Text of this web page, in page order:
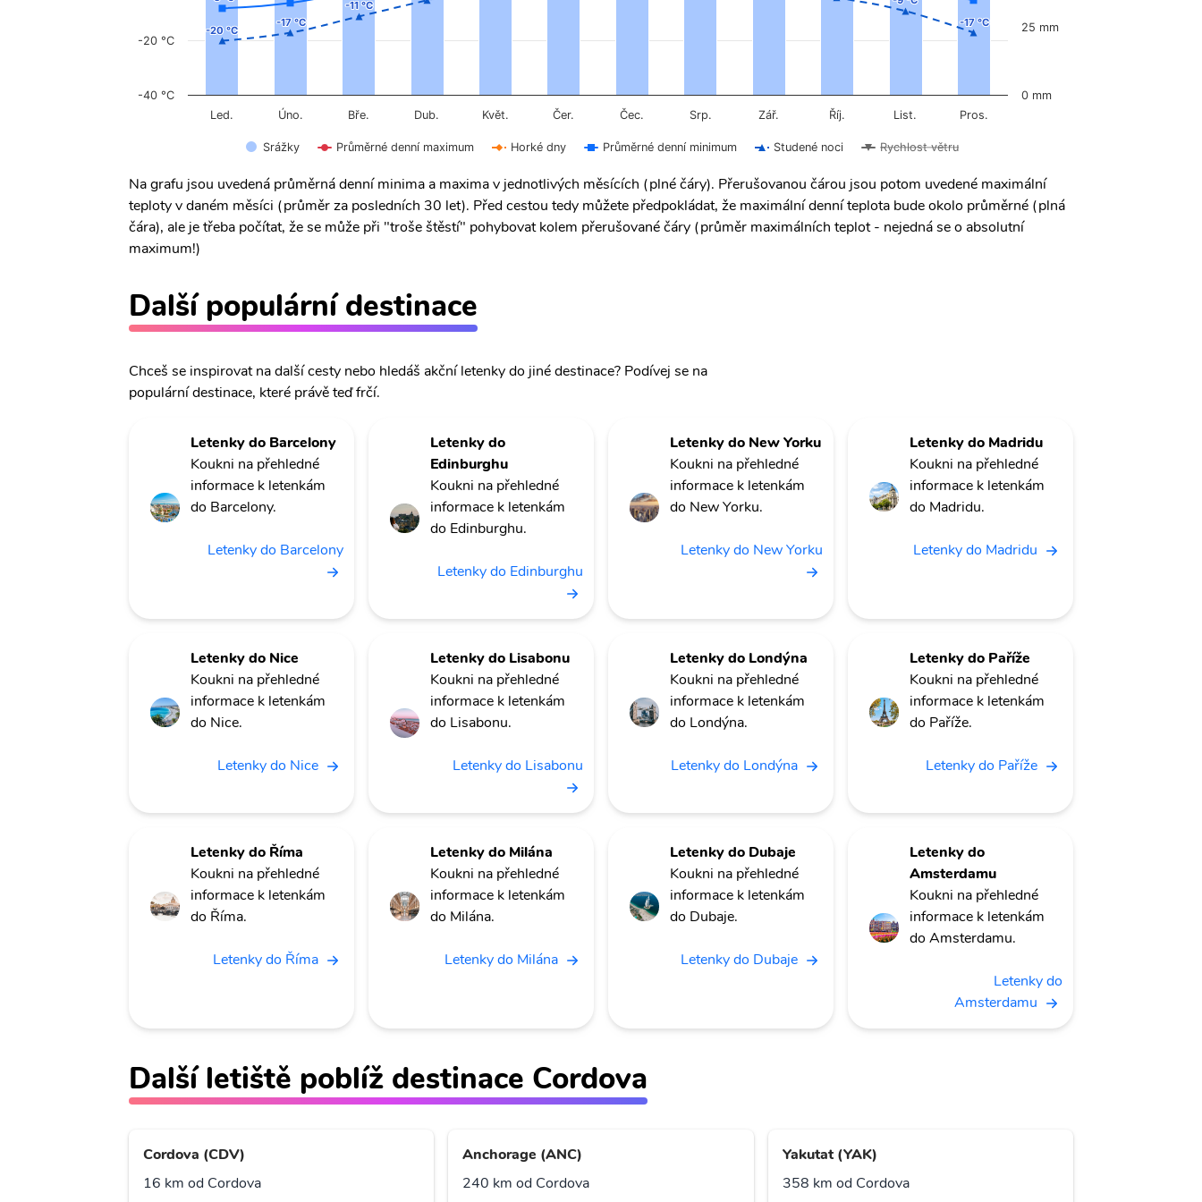
-20 °C
-20 °C
-17 °C
-17 °C
-11 °C
-11 °C
-17 °C
-17 °C
Srážky Průměrné denní maximum Horké dny Průměrné denní minimum Studené noci Rychlost větru
Led. Úno. Bře. Dub. Květ. Čer. Čec. Srp. Zář. Říj. List. Pros.
-40 °C
-20 °C
0 mm
25 mm
Na grafu jsou uvedená průměrná denní minima a maxima v jednotlivých měsících (plné čáry). Přerušovanou čárou jsou potom uvedené maximální
teploty v daném měsíci (průměr za posledních 30 let). Před cestou tedy můžete předpokládat, že maximální denní teplota bude okolo průměrné (plná
čára), ale je třeba počítat, že se může při "troše štěstí" pohybovat kolem přerušované čáry (průměr maximálních teplot - nejedná se o absolutní
maximum!)
Další populární destinace
Chceš se inspirovat na další cesty nebo hledáš akční letenky do jiné destinace? Podívej se na
populární destinace, které právě teď frčí.
Letenky do Barcelony
Koukni na přehledné
informace k letenkám
do Barcelony.
Letenky do Barcelony
Letenky do
Edinburghu
Koukni na přehledné
informace k letenkám
do Edinburghu.
Letenky do Edinburghu
Letenky do New Yorku
Koukni na přehledné
informace k letenkám
do New Yorku.
Letenky do New Yorku
Letenky do Madridu
Koukni na přehledné
informace k letenkám
do Madridu.
Letenky do Madridu
Letenky do Nice
Koukni na přehledné
informace k letenkám
do Nice.
Letenky do Nice
Letenky do Lisabonu
Koukni na přehledné
informace k letenkám
do Lisabonu.
Letenky do Lisabonu
Letenky do Londýna
Koukni na přehledné
informace k letenkám
do Londýna.
Letenky do Londýna
Letenky do Paříže
Koukni na přehledné
informace k letenkám
do Paříže.
Letenky do Paříže
Letenky do Říma
Koukni na přehledné
informace k letenkám
do Říma.
Letenky do Říma
Letenky do Milána
Koukni na přehledné
informace k letenkám
do Milána.
Letenky do Milána
Letenky do Dubaje
Koukni na přehledné
informace k letenkám
do Dubaje.
Letenky do Dubaje
Letenky do
Amsterdamu
Koukni na přehledné
informace k letenkám
do Amsterdamu.
Letenky do
Amsterdamu
Další letiště poblíž destinace Cordova
Cordova (CDV)
16 km od Cordova
Anchorage (ANC)
240 km od Cordova
Yakutat (YAK)
358 km od Cordova